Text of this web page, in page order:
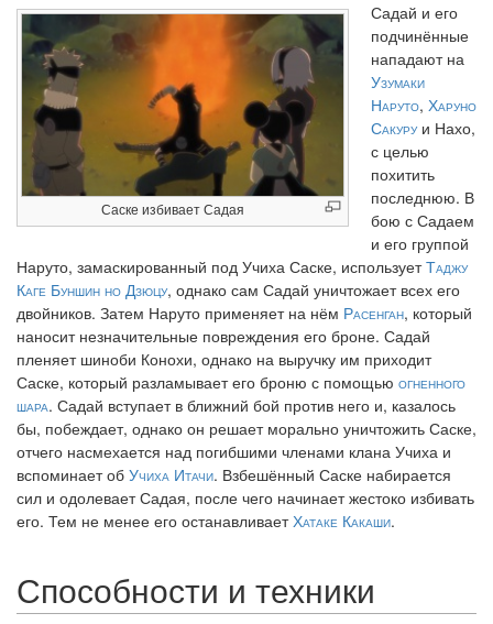
Саске избивает Садая
Садай и его
подчинённые
нападают на
Узумаки
Наруто, Харуно
Сакуруи Нахо,
с целью
похитить
последнюю. В
бою с Садаем
и его группой
Наруто, замаскированный под Учиха Саске, используетТаджу
Каге Буншин но Дзюцу, однако сам Садай уничтожает всех его
двойников. Затем Наруто применяет на нём Расенган, который
наносит незначительные повреждения его броне. Садай
пленяет шиноби Конохи, однако на выручку им приходит
Саске, который разламывает его броню с помощью огненного
шара. Садай вступает в ближний бой против него и, казалось
бы, побеждает, однако он решает морально уничтожить Саске,
отчего насмехается над погибшими членами клана Учиха и
вспоминает об Учиха Итачи. Взбешённый Саске набирается
сил и одолевает Садая, после чего начинает жестоко избивать
его. Тем не менее его останавливаетХатаке Какаши.
Способности и техники